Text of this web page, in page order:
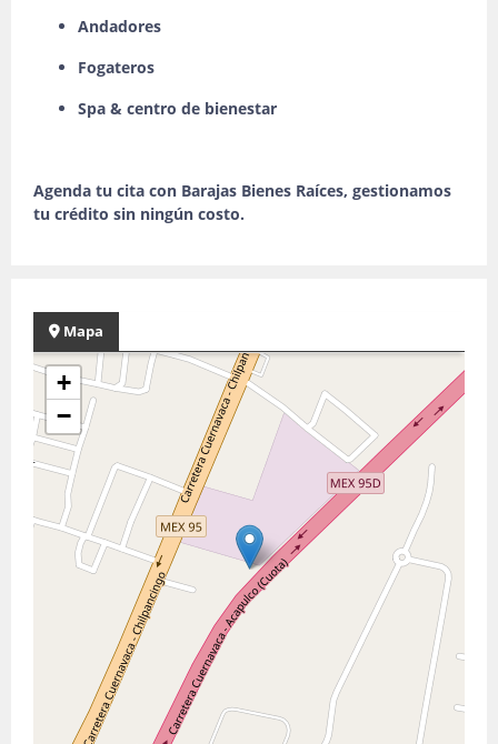
Andadores
Fogateros
Spa & centro de bienestar
Agenda tu cita con Barajas Bienes Raíces, gestionamos
tu crédito sin ningún costo.
Mapa
+
−